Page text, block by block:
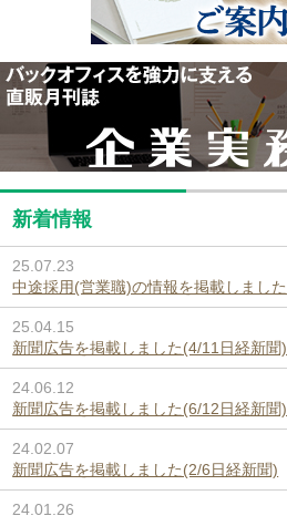
新着情報
25.07.23
中途採用(営業職)の情報を掲載しました
25.04.15
新聞広告を掲載しました(4/11日経新聞)
24.06.12
新聞広告を掲載しました(6/12日経新聞)
24.02.07
新聞広告を掲載しました(2/6日経新聞)
24.01.26